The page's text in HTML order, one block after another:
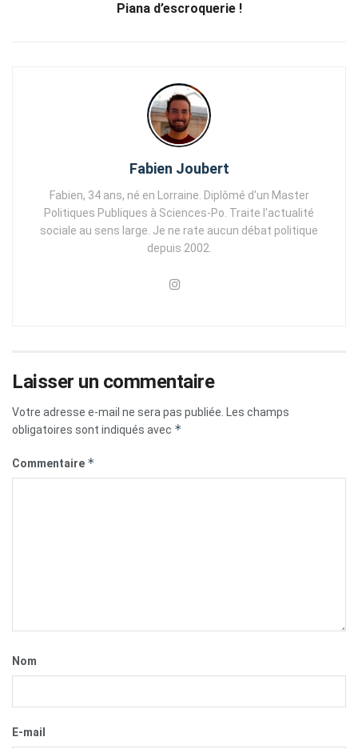
Piana d’escroquerie !
Fabien Joubert
Fabien, 34 ans, né en Lorraine. Diplômé d'un Master
Politiques Publiques à Sciences-Po. Traite l'actualité
sociale au sens large. Je ne rate aucun débat politique
depuis 2002.
Laisser un commentaire
Votre adresse e-mail ne sera pas publiée. Les champs
obligatoires sont indiqués avec *
Commentaire *
Nom
E-mail